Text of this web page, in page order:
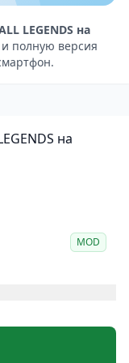
карты,
силу
в игре, вам
внимание: вы
этого
сможете
LEGENDS на
полную версия
на
MOD